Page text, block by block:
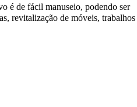
é de fácil manuseio, podendo ser
revitalização de móveis, trabalhos